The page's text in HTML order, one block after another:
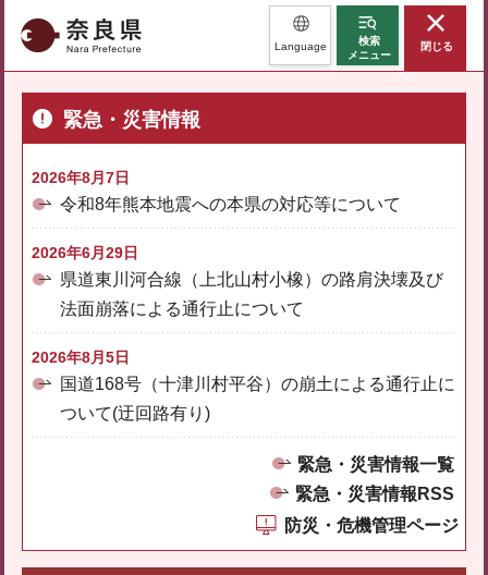
奈良県 Language
検索
メニュー
閉じる
緊急・災害情報
2026年8月7日
令和8年熊本地震への本県の対応等について
2026年6月29日
県道東川河合線（上北山村小橡）の路肩決壊及び
法面崩落による通行止について
2026年8月5日
国道168号（十津川村平谷）の崩土による通行止に
ついて(迂回路有り)
緊急・災害情報一覧
緊急・災害情報RSS
防災・危機管理ページ